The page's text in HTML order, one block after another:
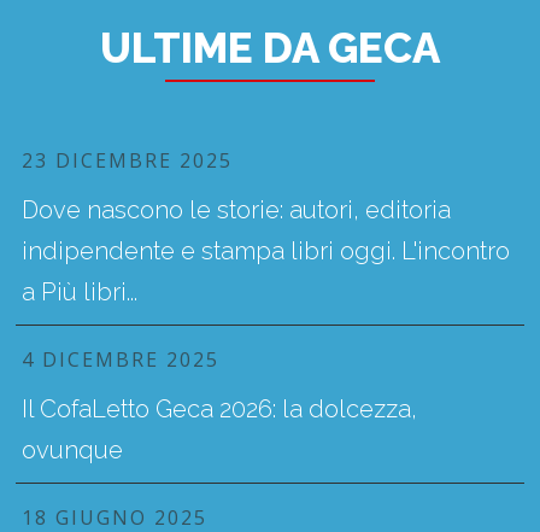
ULTIME DA GECA
23 DICEMBRE 2025
Dove nascono le storie: autori, editoria
indipendente e stampa libri oggi. L'incontro
a Più libri...
4 DICEMBRE 2025
Il CofaLetto Geca 2026: la dolcezza,
ovunque
18 GIUGNO 2025